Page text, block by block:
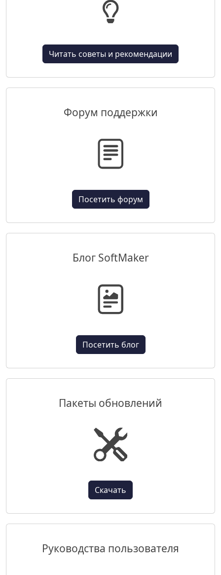
Читать советы и рекомендации
Форум поддержки
Посетить форум
Блог SoftMaker
Посетить блог
Пакеты обновлений
Скачать
Руководства пользователя